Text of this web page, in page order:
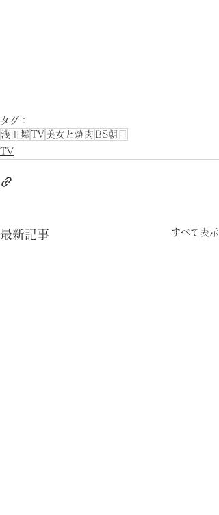
タグ：
浅田舞 TV 美女と焼肉 BS朝日
TV
最新記事 すべて表示